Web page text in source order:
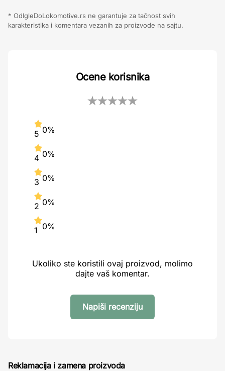
* OdIgleDoLokomotive.rs ne garantuje za tačnost svih
karakteristika i komentara vezanih za proizvode na sajtu.
Ocene korisnika
5 0%
4 0%
3 0%
2 0%
1 0%
Ukoliko ste koristili ovaj proizvod, molimo
dajte vaš komentar.
Napiši recenziju
Reklamacija i zamena proizvoda